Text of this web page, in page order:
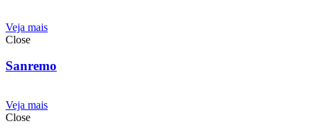
Veja mais
Close
Sanremo
Veja mais
Close